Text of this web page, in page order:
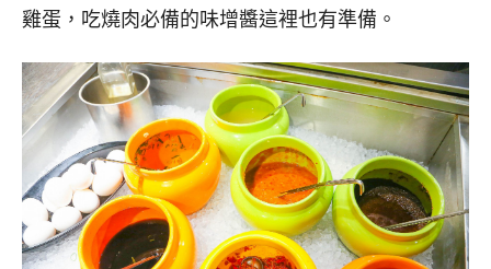
雞蛋，吃燒肉必備的味增醬這裡也有準備。